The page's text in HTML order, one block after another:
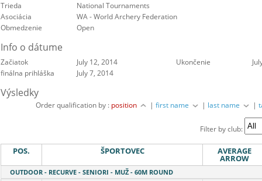
Trieda
National Tournaments
Asociácia
WA - World Archery Federation
Obmedzenie
Open
Info o dátume
Začiatok July 12, 2014 Ukončenie
finálna prihláška
July 7, 2014
Výsledky
Order qualification by : position |first name | last name |
Filter by club:
POS. ŠPORTOVEC AVERAGE
ARROW
OUTDOOR - RECURVE - SENIORI - MUŽ - 60M ROUND